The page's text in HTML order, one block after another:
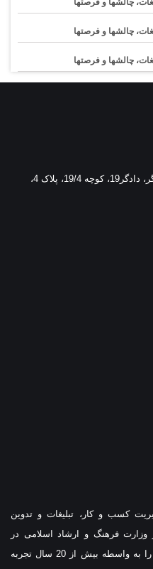
چالشها و فرصتها
چالشها و فرصتها
چالشها و فرصتها
مشهد، بلوار وکیل آباد، خیابان دادگر، دادگر19، کوچه 19/4، پلاک 4،
کسب و کار، تبلیغات و تدوین
به شماره ثبت 14021027 از وزارت فرهنگ و ارشاد اسلامی در
رسته مشاور از سال 1396 فعالیت خود را به واسطه بیش از 20 سال تجربه